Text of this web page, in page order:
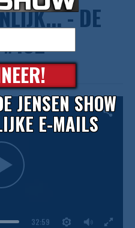
- DE
#192
32:59
JENSEN SHOW
E-MAILS